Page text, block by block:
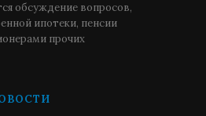
обсуждение вопросов,
ипотеки, пенсии
прочих